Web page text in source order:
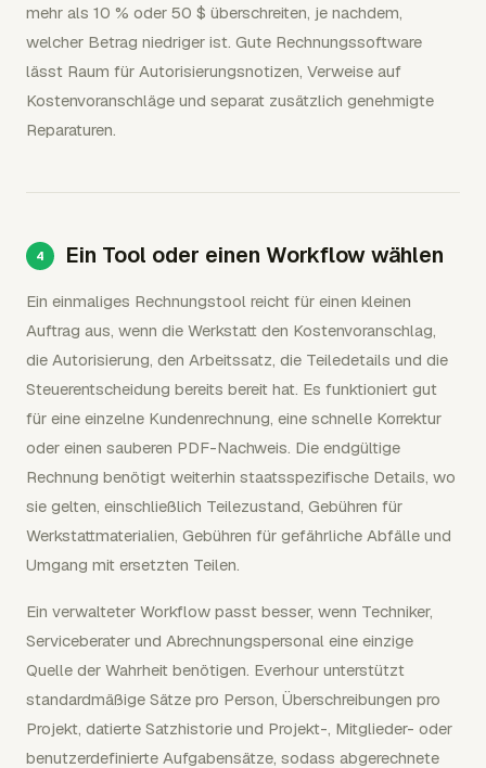
mehr als 10 % oder 50 $ überschreiten, je nachdem,
welcher Betrag niedriger ist. Gute Rechnungssoftware
lässt Raum für Autorisierungsnotizen, Verweise auf
Kostenvoranschläge und separat zusätzlich genehmigte
Reparaturen.
Ein Tool oder einen Workflow wählen
Ein einmaliges Rechnungstool reicht für einen kleinen
Auftrag aus, wenn die Werkstatt den Kostenvoranschlag,
die Autorisierung, den Arbeitssatz, die Teiledetails und die
Steuerentscheidung bereits bereit hat. Es funktioniert gut
für eine einzelne Kundenrechnung, eine schnelle Korrektur
oder einen sauberen PDF-Nachweis. Die endgültige
Rechnung benötigt weiterhin staatsspezifische Details, wo
sie gelten, einschließlich Teilezustand, Gebühren für
Werkstattmaterialien, Gebühren für gefährliche Abfälle und
Umgang mit ersetzten Teilen.
Ein verwalteter Workflow passt besser, wenn Techniker,
Serviceberater und Abrechnungspersonal eine einzige
Quelle der Wahrheit benötigen. Everhour unterstützt
standardmäßige Sätze pro Person, Überschreibungen pro
Projekt, datierte Satzhistorie und Projekt-, Mitglieder- oder
benutzerdefinierte Aufgabensätze, sodass abgerechnete